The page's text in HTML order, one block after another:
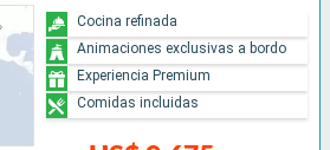
Cocina refinada
Animaciones exclusivas a bordo
Experiencia Premium
Comidas incluidas